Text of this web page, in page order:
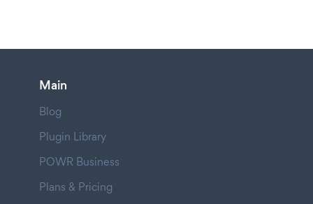
Main
Blog
Plugin Library
POWR Business
Plans & Pricing